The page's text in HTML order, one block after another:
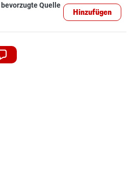
bevorzugte Quelle
Hinzufügen